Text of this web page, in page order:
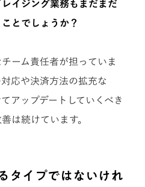
イジング業務もまだまだ
とでしょうか？
ーム責任者が担っていま
応や決済方法の拡充な
アップデートしていくべき
は続けています。
タイプではないけれ